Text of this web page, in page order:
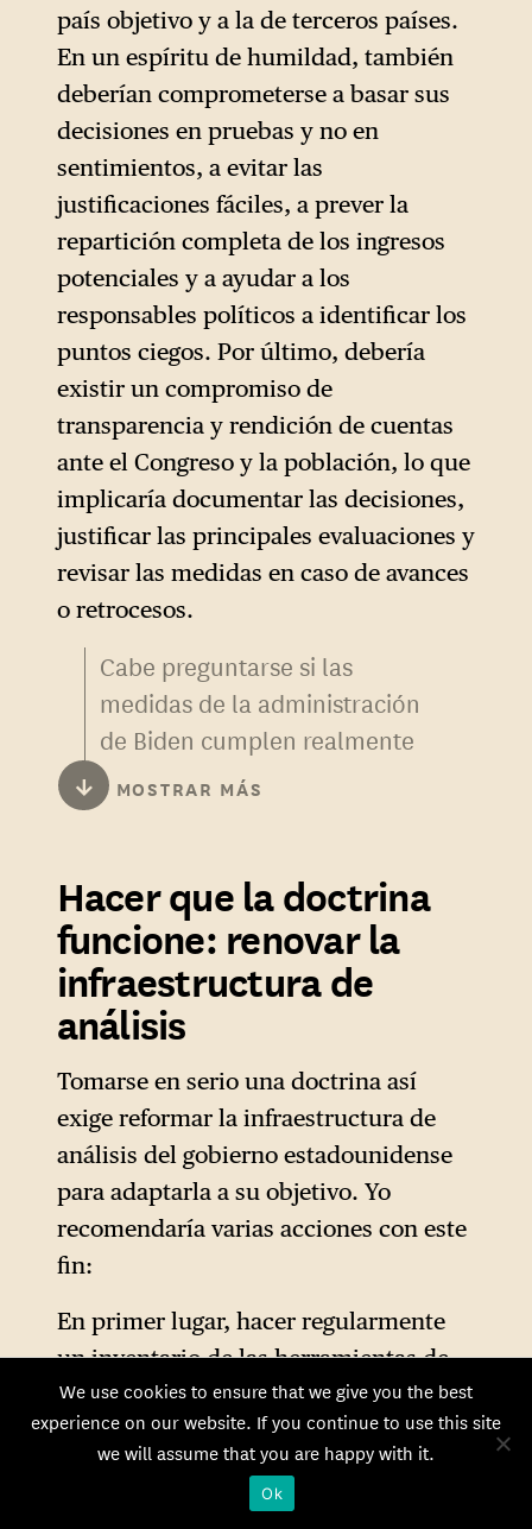
país objetivo y a la de terceros países.
En un espíritu de humildad, también
deberían comprometerse a basar sus
decisiones en pruebas y no en
sentimientos, a evitar las
justificaciones fáciles, a prever la
repartición completa de los ingresos
potenciales y a ayudar a los
responsables políticos a identificar los
puntos ciegos. Por último, debería
existir un compromiso de
transparencia y rendición de cuentas
ante el Congreso y la población, lo que
implicaría documentar las decisiones,
justificar las principales evaluaciones y
revisar las medidas en caso de avances
o retrocesos.
Cabe preguntarse si las
medidas de la administración
de Biden cumplen realmente
las normas propuestas por
Daleep Singh. Mantener las
Cuba difícilmente puede
justificarse por el riesgo que
el país supone para los
«intereses comunes de paz y
seguridad». En cuanto a la
«coordinación con los
socios», hay que decir que se
ha producido a posteriori, en
lo que se refiere a los
controles de las
semiconductores avanzados.
Una vez tomadas estas
decisiones, Estados Unidos
presionó a Holanda y Japón
para que se alinearan con su
↓ MOSTRAR MÁS
Hacer que la doctrina
funcione: renovar la
infraestructura de
análisis
Tomarse en serio una doctrina así
exige reformar la infraestructura de
análisis del gobierno estadounidense
para adaptarla a su objetivo. Yo
recomendaría varias acciones con este
fin:
En primer lugar, hacer regularmente
un inventario de las herramientas de
estrategia económica internacional de
las distintas agencias y departamentos
del gobierno estadounidense:
sanciones, controles de exportación,
We use cookies to ensure that we give you the best
experience on our website. If you continue to use this site
we will assume that you are happy with it.
Ok